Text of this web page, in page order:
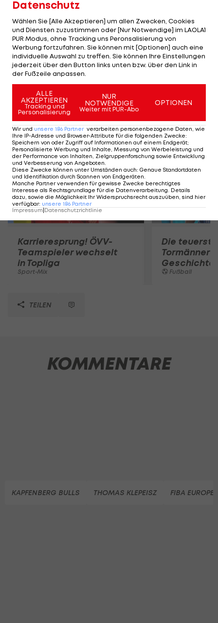
Thomas Klepeiszversenkt sieben Sekunden vor
Schluss zwei Freiwürfe und fixiert damit den Sieg
in einem spannenden Spiel.
Keine Chance mehr auf den Aufstieg hat
Kapfenberg. Die Bulls verlieren auswärts in
Letzter.
Mehr zum Thema
Karrieresprung! ÖVV-
Teamspieler wechselt
in Topliga
Sport-Mix
Die
Tormänner
Geschichte
Fußball
TEILEN
KOMMENTARE
KAPFENBERG BULLS THOMAS KLEPEISZ FIBA EUROPE
Datenschutz
Wählen Sie [Alle Akzeptieren] um allen Zwecken, Cookies
und Diensten zuzustimmen oder [Nur Notwendige] im LAOLA1
PUR Modus, ohne Tracking uns Peronsalisierung von
Werbung fortzufahren. Sie können mit [Optionen] auch eine
individuelle Auswahl zu treffen. Sie können Ihre Einstellungen
jederzeit über den Button links unten bzw. über den Link in
der Fußzeile anpassen.
ALLE
AKZEPTIEREN
Tracking und
Personalisierung
NUR
NOTWENDIGE
Weiter mit PUR-Abo
OPTIONEN
Wir und unsere 186 Partner verarbeiten personenbezogene Daten, wie
Ihre IP-Adresse und Browser-Attribute für die folgenden Zwecke:
Speichern von oder Zugriff auf Informationen auf einem Endgerät;
Personalisierte Werbung und Inhalte, Messung von Werbeleistung und
der Performance von Inhalten, Zielgruppenforschung sowie Entwicklung
und Verbesserung von Angeboten
Diese Zwecke können unter Umständen auch: Genaue Standortdaten
und Identifikation durch Scannen von Endgeräten
Manche Partner verwenden für gewisse Zwecke berechtigtes
Interesse als Rechtsgrundlage für die Datenverarbeitung. Details
dazu, sowie die Möglichkeit Ihr Widerspruchsrecht auszuüben, sind hier
verfügbar: unsere 186 Partner
Impressum|Datenschutzrichtlinie